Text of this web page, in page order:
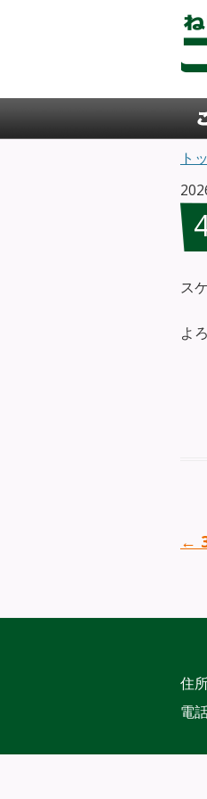
コ
ト
ス
よ
投
←
住
電